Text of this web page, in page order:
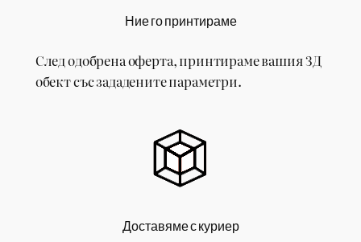
Ние го принтираме
След одобрена оферта, принтираме вашия 3Д
обект със зададените параметри.
Доставяме с куриер